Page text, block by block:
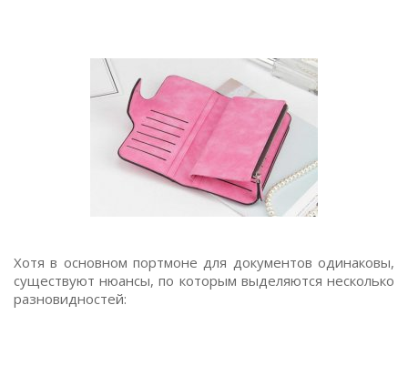
Хотя в основном портмоне для документов одинаковы,
существуют нюансы, по которым выделяются несколько
разновидностей: